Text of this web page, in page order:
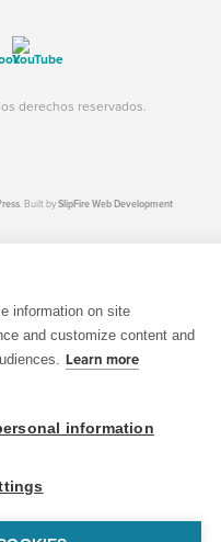
derechos reservados.
. Built bySlipFire Web Development
information on site
and customize content and
Learn more
information